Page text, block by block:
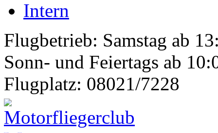
Intern
Flugbetrieb: Samstag ab
Sonn- und Feiertags ab
Flugplatz: 08021/7228